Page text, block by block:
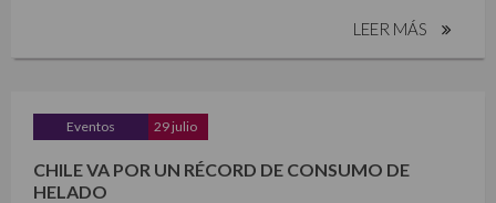
LEER MÁS
Eventos 29 julio
CHILE VA POR UN RÉCORD DE CONSUMO DE
HELADO